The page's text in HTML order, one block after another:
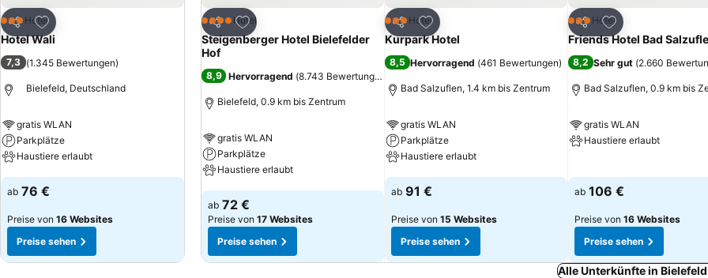
Teilen
Zu Favoriten hinzufügen
3 SterneHotel
Hotel Wali
7,3 (1.345 Bewertungen)
Bielefeld, Deutschland
gratis WLAN
Parkplätze
Haustiere erlaubt
Preise sehen
ab 76 €
Preise von 16 Websites
Preise sehen
Teilen
Zu Favoriten hinzufügen
4 SterneHotel
Steigenberger Hotel Bielefelder
Hof
8,9 Hervorragend (8.743 Bewertungen
Bielefeld, 0.9 km bis Zentrum
gratis WLAN
Parkplätze
Haustiere erlaubt
Preise sehen
ab 72 €
Preise von 17 Websites
Preise sehen
Teilen
Zu Favoriten hinzufügen
3 SterneHotel
Kurpark Hotel
8,5 Hervorragend (461 Bewertungen)
Bad Salzuflen, 1.4 km bis Zentrum
gratis WLAN
Parkplätze
Haustiere erlaubt
Preise sehen
ab 91 €
Preise von 15 Websites
Preise sehen
Teilen
Zu Favoriten
3 SterneHotel
Friends Hotel Bad
8,2 Sehr gut (2.660
Bad Salzuflen, 0.9 km bis
gratis WLAN
Haustiere erlaubt
ab 106 €
Preise von 16 Websites
Preise sehen
Alle Unterkünfte in